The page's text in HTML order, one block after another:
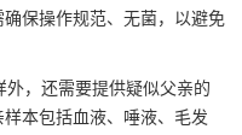
保操作规范、无菌，以避免
，还需要提供疑似父亲的
本包括血液、唾液、毛发